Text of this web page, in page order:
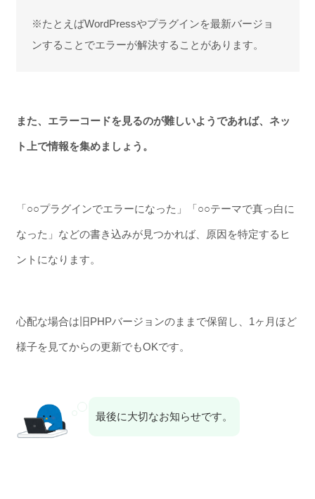
※たとえばWordPressやプラグインを最新バージョ
ンすることでエラーが解決することがあります。
また、エラーコードを見るのが難しいようであれば、ネッ
ト上で情報を集めましょう。
「○○プラグインでエラーになった」「○○テーマで真っ白に
なった」などの書き込みが見つかれば、原因を特定するヒ
ントになります。
心配な場合は旧PHPバージョンのままで保留し、1ヶ月ほど
様子を見てからの更新でもOKです。
最後に大切なお知らせです。